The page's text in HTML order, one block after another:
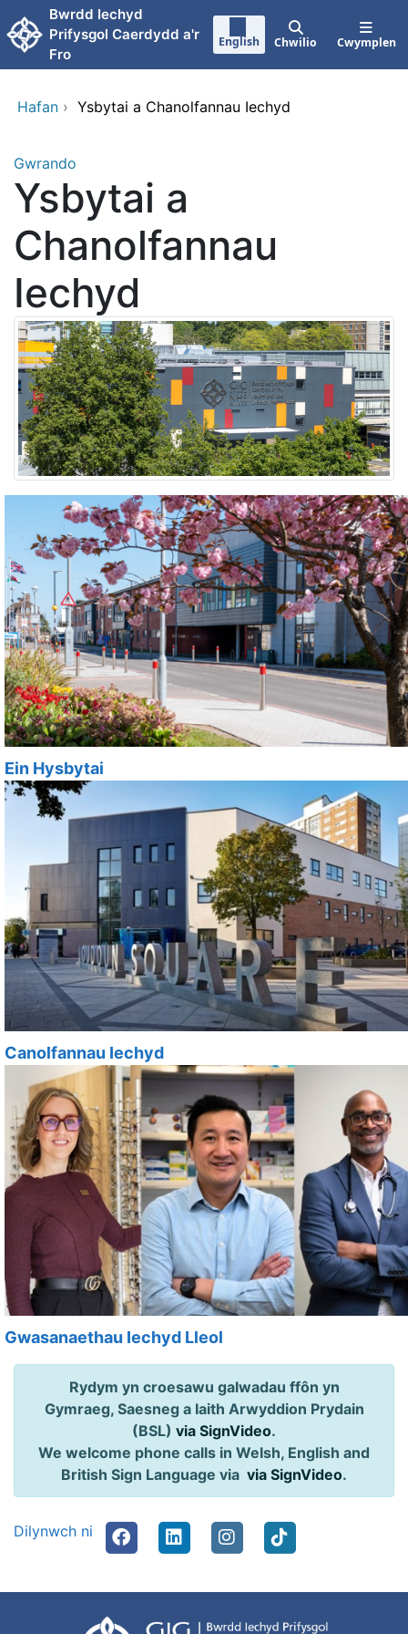
Neidio i'r prif gynnwy
Bwrdd Iechyd
Prifysgol Caerdydd a'r
Fro
English Chwilio Cwymplen
Hafan › Ysbytai a Chanolfannau Iechyd
Gwrando
Ysbytai a
Chanolfannau
Iechyd
Ein Hysbytai
Canolfannau Iechyd
Gwasanaethau Iechyd Lleol
Rydym yn croesawu galwadau ffôn yn
Gymraeg, Saesneg a Iaith Arwyddion Prydain
(BSL) via SignVideo.
We welcome phone calls in Welsh, English and
British Sign Language via via SignVideo.
Dilynwch ni